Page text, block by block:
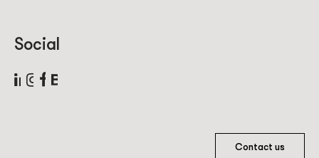
Social
Contact us